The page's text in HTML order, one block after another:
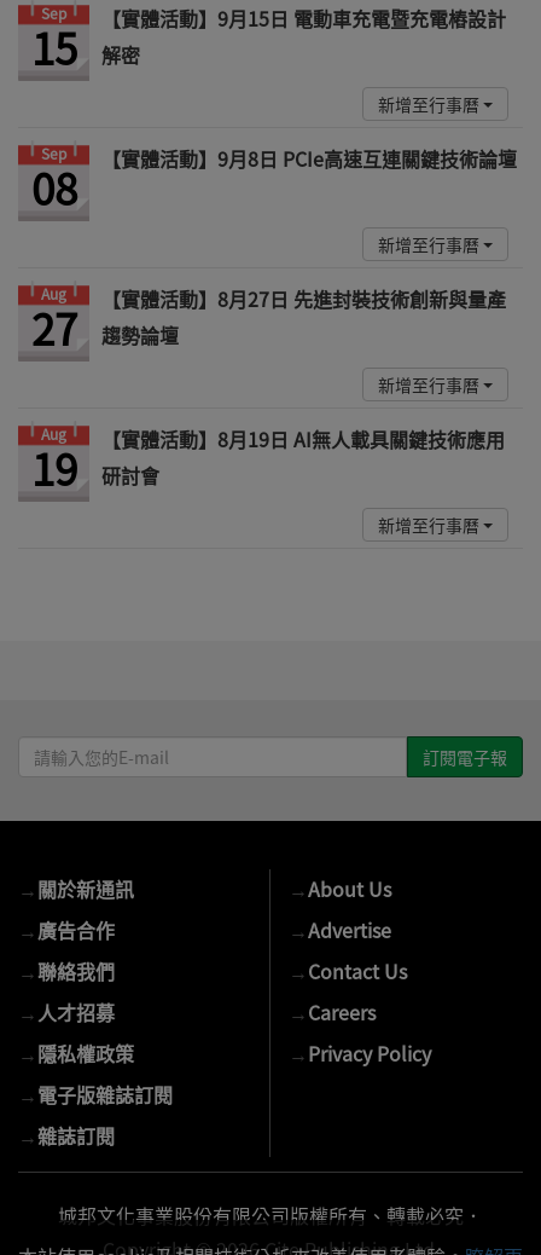
Sep
15
【實體活動】9月15日 電動車充電暨充電樁設計
解密
新增至行事曆
Sep
08 【實體活動】9月8日 PCIe高速互連關鍵技術論壇
新增至行事曆
Aug
27
【實體活動】8月27日 先進封裝技術創新與量產
趨勢論壇
新增至行事曆
Aug
19
【實體活動】8月19日 AI無人載具關鍵技術應用
研討會
新增至行事曆
請
輸
E-
mail
→關於新通訊
→廣告合作
→聯絡我們
→ 人才招募
→隱私權政策
→電子版雜誌訂閱
→雜誌訂閱
→About Us
→Advertise
→Contact Us
→Careers
→Privacy Policy
城邦文化事業股份有限公司版權所有、轉載必究．
Copyright © 2026 Cite Publishing Ltd.